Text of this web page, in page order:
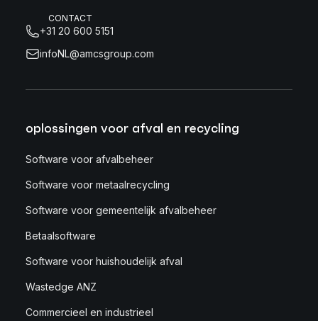
CONTACT
+31 20 600 5151
infoNL@amcsgroup.com
oplossingen voor afval en recycling
Software voor afvalbeheer
Software voor metaalrecycling
Software voor gemeentelijk afvalbeheer
Betaalsoftware
Software voor huishoudelijk afval
Wastedge ANZ
Commercieel en industrieel